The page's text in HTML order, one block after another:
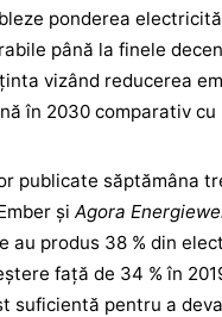
ponderea
până la finele
vizând reducerea
în 2030 comparativ cu
publicate săptămâna
şi Agora
au produs 38 % din
faţă de 34 % în
suficientă pentru a